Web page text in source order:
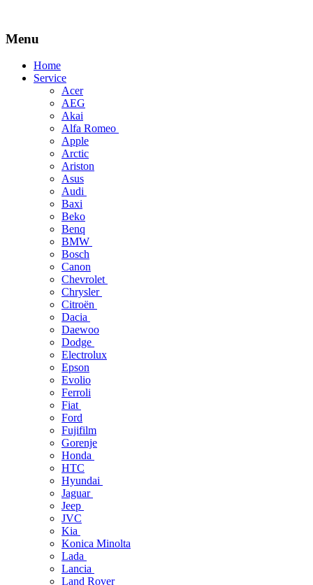
Menu
Skip
Home
Service
Acer
AEG
Akai
Alfa Romeo
Apple
Arctic
Ariston
Asus
Audi
Baxi
Beko
Benq
BMW
Bosch
Canon
Chevrolet
Chrysler
Citroën
Dacia
Daewoo
Dodge
Electrolux
Epson
Evolio
Ferroli
Fiat
Ford
Fujifilm
Gorenje
Honda
HTC
Hyundai
Jaguar
Jeep
JVC
Kia
Konica Minolta
Lada
Lancia
Land Rover